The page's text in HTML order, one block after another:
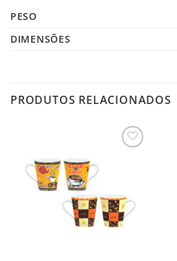
PESO
DIMENSÕES
PRODUTOS RELACIONADOS